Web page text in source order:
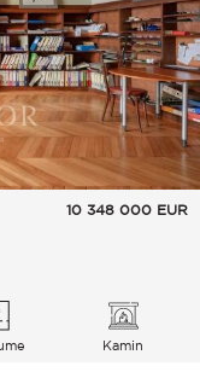
10 348 000 EUR
Kamin